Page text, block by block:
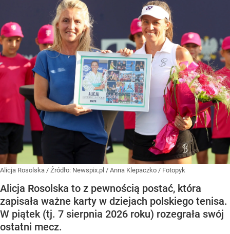
Alicja Rosolska / Źródło: Newspix.pl / Anna Klepaczko / Fotopyk
Alicja Rosolska to z pewnością postać, która
zapisała ważne karty w dziejach polskiego tenisa.
W piątek (tj. 7 sierpnia 2026 roku) rozegrała swój
ostatni mecz.